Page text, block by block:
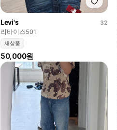
Levi's
32
리바이스501
새상품
50,000원